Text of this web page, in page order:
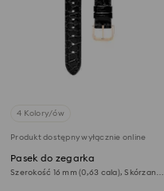
4 Kolory/ów
Produkt dostępny wyłącznie online
Pasek do zegarka
Szerokość 16 mm (0,63 cala), Skórzany z